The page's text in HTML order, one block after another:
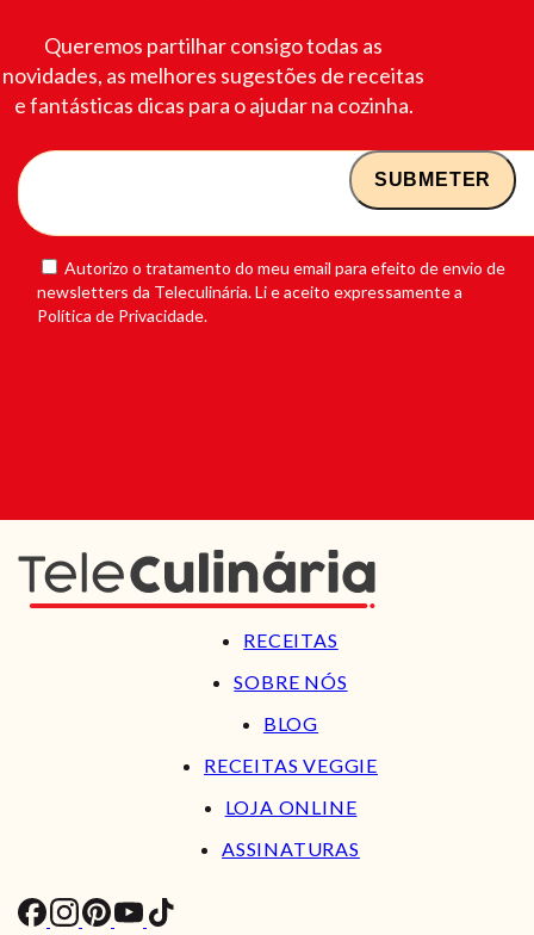
Queremos partilhar consigo todas as
novidades, as melhores sugestões de receitas
e fantásticas dicas para o ajudar na cozinha.
Autorizo o tratamento do meu email para efeito de envio de
newsletters da Teleculinária. Li e aceito expressamente a
Política de Privacidade.
RECEITAS
SOBRE NÓS
BLOG
RECEITAS VEGGIE
LOJA ONLINE
ASSINATURAS